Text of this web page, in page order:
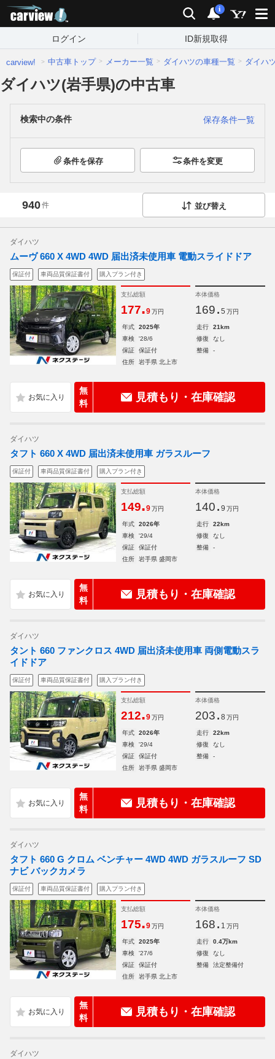
検索 通知
i
ログイン ID新規取得
carview! 中古車トップ メーカー一覧 ダイハツの車種一覧 ダイハ
ダイハツ(岩手県)の中古車
検索中の条件 保存条件一覧
条件を保存 条件を変更
940件 並び替え
ダイハツ
ムーヴ 660 X 4WD 4WD 届出済未使用車 電動スライドドア
保証付 車両品質保証書付 購入プラン付き
支払総額
177.9 万円
本体価格
169. 5 万円
年式 2025年 走行
21km
車検
'28/6 修復
なし
保証
保証付 整備
-
住所
岩手県 北上市
無
料
見積もり・在庫確認
ダイハツ
タフト 660 X 4WD 届出済未使用車 ガラスルーフ
保証付 車両品質保証書付 購入プラン付き
支払総額
149.9 万円
本体価格
140. 9 万円
年式 2026年 走行
22km
車検
'29/4 修復
なし
保証
保証付 整備
-
住所
岩手県 盛岡市
無
料
見積もり・在庫確認
ダイハツ
タント 660 ファンクロス 4WD 届出済未使用車 両側電動スラ
イドドア
保証付 車両品質保証書付 購入プラン付き
支払総額
212.9 万円
本体価格
203. 8 万円
年式 2026年 走行
22km
車検
'29/4 修復
なし
保証
保証付 整備
-
住所
岩手県 盛岡市
無
料
見積もり・在庫確認
ダイハツ
タフト 660 G クロム ベンチャー 4WD 4WD ガラスルーフ SD
ナビ バックカメラ
保証付 車両品質保証書付 購入プラン付き
支払総額
175.9 万円
本体価格
168. 1 万円
年式 2025年 走行
0.4万km
車検
'27/6 修復
なし
保証
保証付 整備
法定整備付
住所
岩手県 北上市
無
料
見積もり・在庫確認
ダイハツ